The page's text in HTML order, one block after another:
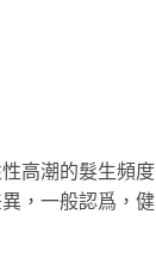
高潮的髮生頻度
，一般認爲，健